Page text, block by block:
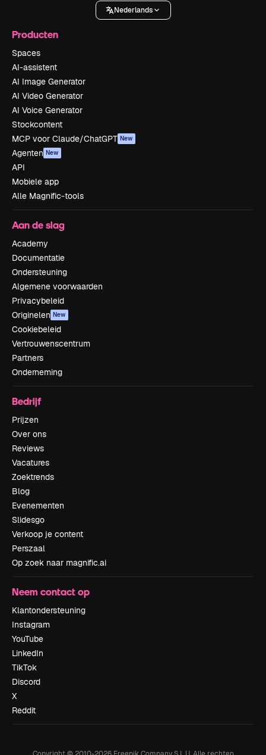
Nederlands
Producten
Spaces
AI-assistent
AI Image Generator
AI Video Generator
AI Voice Generator
Stockcontent
MCP voor Claude/ChatGPT New
Agenten New
API
Mobiele app
Alle Magnific-tools
Aan de slag
Academy
Documentatie
Ondersteuning
Algemene voorwaarden
Privacybeleid
Originelen New
Cookiebeleid
Vertrouwenscentrum
Partners
Onderneming
Bedrijf
Prijzen
Over ons
Reviews
Vacatures
Zoektrends
Blog
Evenementen
Slidesgo
Verkoop je content
Perszaal
Op zoek naar magnific.ai
Neem contact op
Klantondersteuning
Instagram
YouTube
LinkedIn
TikTok
Discord
X
Reddit